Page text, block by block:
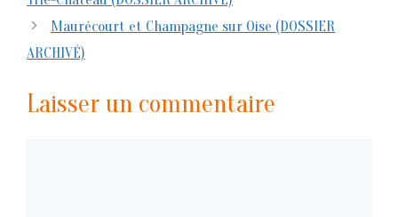
Maurécourt et Champagne sur Oise (DOSSIER
ARCHIVÉ)
Laisser un commentaire